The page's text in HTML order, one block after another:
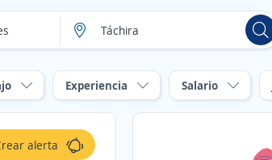
Experiencia Salario
alerta